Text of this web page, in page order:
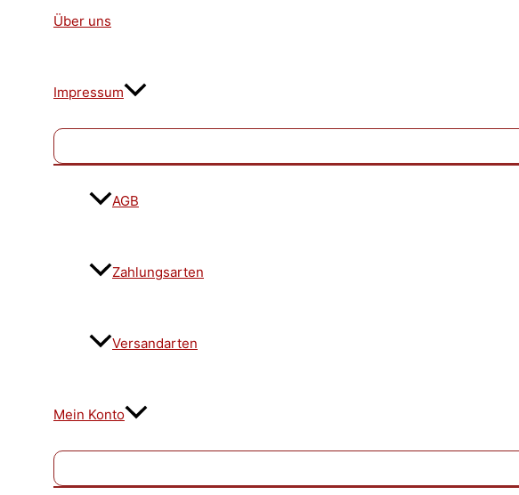
Über uns
Impressum
AGB
Zahlungsarten
Versandarten
Mein Konto